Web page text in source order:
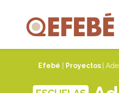
Efebé Proyectos |